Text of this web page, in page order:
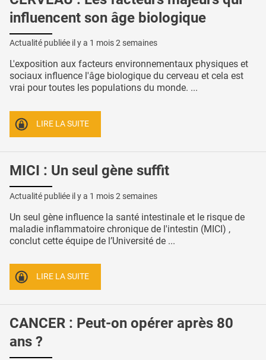
influencent son âge biologique
Actualité publiée il y a 1 mois 2 semaines
L'exposition aux facteurs environnementaux physiques et
sociaux influence l'âge biologique du cerveau et cela est
vrai pour toutes les populations du monde. ...
LIRE LA SUITE
MICI : Un seul gène suffit
Actualité publiée il y a 1 mois 2 semaines
Un seul gène influence la santé intestinale et le risque de
maladie inflammatoire chronique de l'intestin (MICI) ,
conclut cette équipe de l’Université de ...
LIRE LA SUITE
CANCER : Peut-on opérer après 80
ans ?